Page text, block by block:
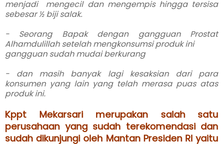
menjadi mengecil dan mengempis hingga tersisa
sebesar ½ biji salak.
- Seorang Bapak dengan gangguan Prostat
Alhamdulillah setelah mengkonsumsi produk ini
gangguan sudah mudai berkurang
- dan masih banyak lagi kesaksian dari para
konsumen yang lain yang telah merasa puas atas
produk ini.
Kppt Mekarsari merupakan salah satu
perusahaan yang sudah terekomendasi dan
sudah dikunjungi oleh Mantan Presiden RI yaitu